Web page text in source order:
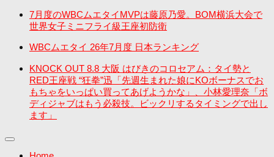
7月度のWBCムエタイMVPは藤原乃愛。BOM横浜大会で
世界女子ミニフライ級王座初防衛
WBCムエタイ 26年7月度 日本ランキング
KNOCK OUT 8.8 大阪 はびきのコロセアム：タイ勢と
RED王座戦 “狂拳”迅「先週生まれた娘にKOボーナスでお
もちゃをいっぱい買ってあげようかな」、小林愛理奈「ボ
ディジャブはもう必殺技。ビックリするタイミングで出し
ます」